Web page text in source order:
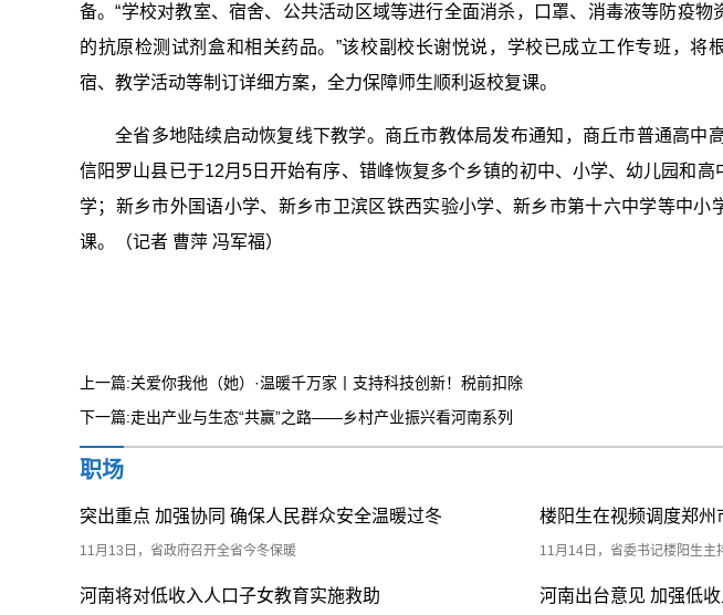
备。“学校对教室、宿舍、公共活动区域等进行全面消杀，口罩、消毒液等防疫
的抗原检测试剂盒和相关药品。”该校副校长谢悦说，学校已成立工作专班，将
宿、教学活动等制订详细方案，全力保障师生顺利返校复课。
全省多地陆续启动恢复线下教学。商丘市教体局发布通知，商丘市普通高中
信阳罗山县已于12月5日开始有序、错峰恢复多个乡镇的初中、小学、幼儿园和
学；新乡市外国语小学、新乡市卫滨区铁西实验小学、新乡市第十六中学等中小
课。（记者 曹萍 冯军福）
上一篇:关爱你我他（她）·温暖千万家丨支持科技创新！税前扣除
下一篇:走出产业与生态“共赢”之路——乡村产业振兴看河南系列
职场
突出重点 加强协同 确保人民群众安全温暖过冬
11月13日，省政府召开全省今冬保暖 11月14日，省委书记楼阳生主
河南将对低收入人口子女教育实施救助